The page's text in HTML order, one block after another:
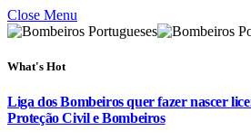
Close Menu
What's Hot
Liga dos Bombeiros quer fazer nascer
Proteção Civil e Bombeiros